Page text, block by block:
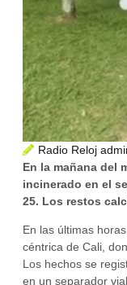
Radio Reloj
En la mañana del
incinerado en el
25. Los restos
En las últimas
céntrica de Cali,
Los hechos se
en un separador